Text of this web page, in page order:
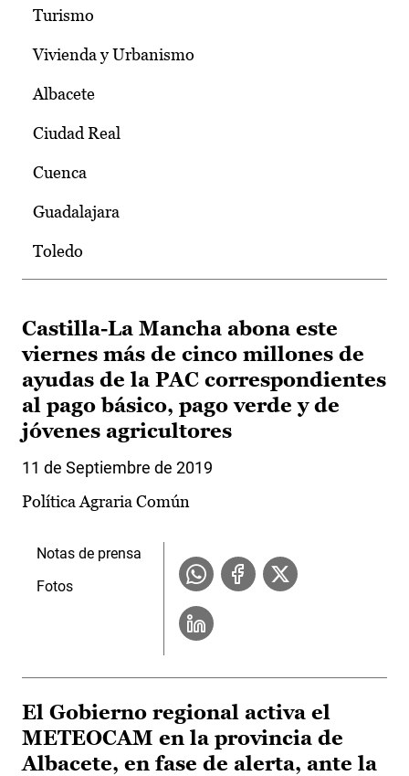
Turismo
Vivienda y Urbanismo
Albacete
Ciudad Real
Cuenca
Guadalajara
Toledo
Castilla-La Mancha abona este
viernes más de cinco millones de
ayudas de la PAC correspondientes
al pago básico, pago verde y de
jóvenes agricultores
11 de Septiembre de 2019
Política Agraria Común
Notas de prensa
Fotos
El Gobierno regional activa el
METEOCAM en la provincia de
Albacete, en fase de alerta, ante la